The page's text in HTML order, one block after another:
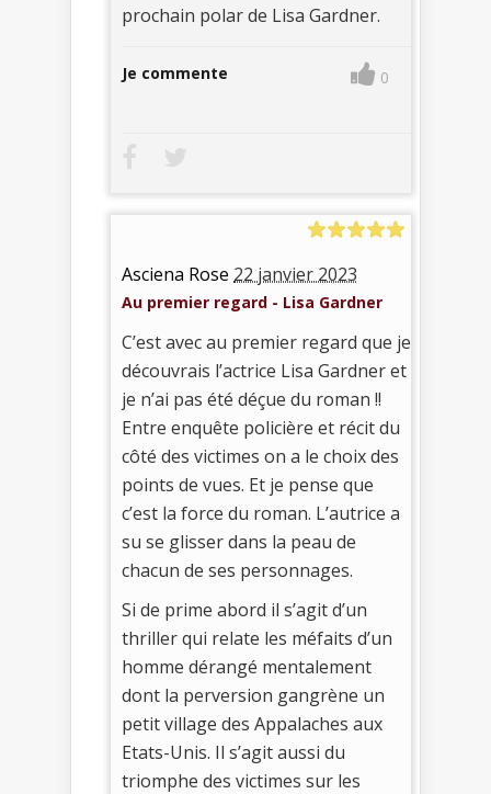
prochain polar de Lisa Gardner.
Je commente 0
Asciena Rose 22 janvier 2023
Au premier regard - Lisa Gardner
C’est avec au premier regard que je
découvrais l’actrice Lisa Gardner et
je n’ai pas été déçue du roman !!
Entre enquête policière et récit du
côté des victimes on a le choix des
points de vues. Et je pense que
c’est la force du roman. L’autrice a
su se glisser dans la peau de
chacun de ses personnages.
Si de prime abord il s’agit d’un
thriller qui relate les méfaits d’un
homme dérangé mentalement
dont la perversion gangrène un
petit village des Appalaches aux
Etats-Unis. Il s’agit aussi du
triomphe des victimes sur les